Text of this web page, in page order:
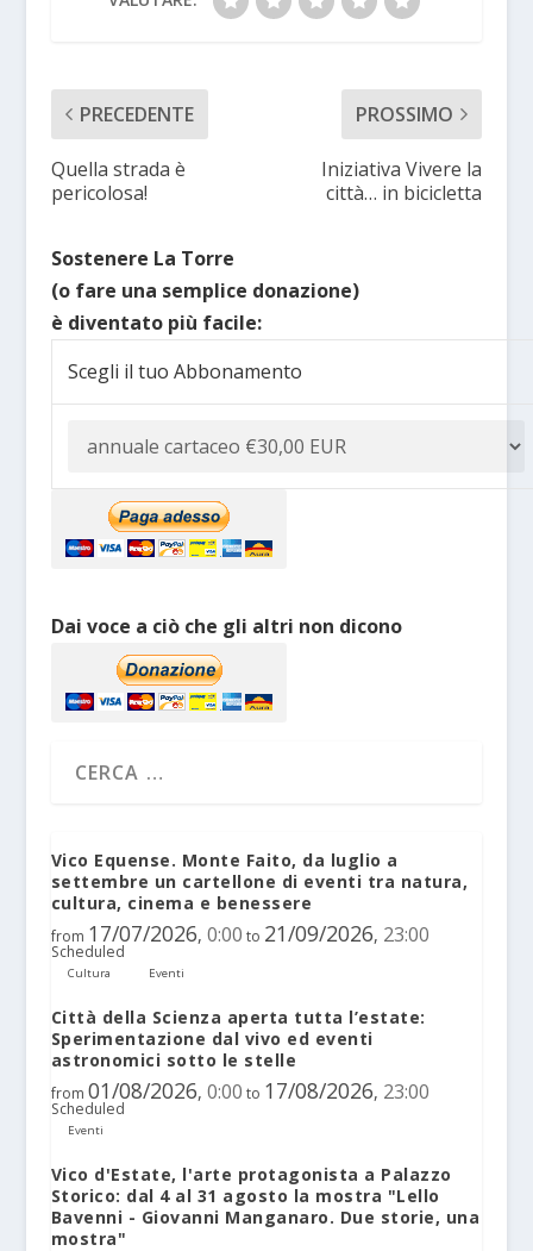
PRECEDENTE
Quella strada è
pericolosa!
PROSSIMO
Iniziativa Vivere la
città… in bicicletta
Sostenere La Torre
(o fare una semplice donazione)
è diventato più facile:
Scegli il tuo Abbonamento
Dai voce a ciò che gli altri non dicono
Vico Equense. Monte Faito, da luglio a
settembre un cartellone di eventi tra natura,
cultura, cinema e benessere
from 17/07/2026, 0:00 to 21/09/2026, 23:00
Scheduled
Cultura Eventi
Città della Scienza aperta tutta l’estate:
Sperimentazione dal vivo ed eventi
astronomici sotto le stelle
from 01/08/2026, 0:00 to 17/08/2026, 23:00
Scheduled
Eventi
Vico d'Estate, l'arte protagonista a Palazzo
Storico: dal 4 al 31 agosto la mostra "Lello
Bavenni - Giovanni Manganaro. Due storie, una
mostra"